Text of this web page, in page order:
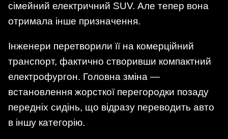
сімейний електричний SUV. Але тепер вона
отримала інше призначення.
Інженери перетворили її на комерційний
транспорт, фактично створивши компактний
електрофургон. Головна зміна —
встановлення жорсткої перегородки позаду
передніх сидінь, що відразу переводить авто
в іншу категорію.